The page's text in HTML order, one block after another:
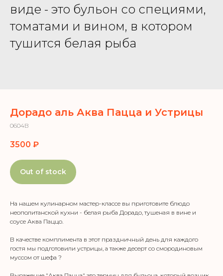
виде - это бульон со специями,
томатами и вином, в котором
тушится белая рыба
Дорадо аль Аква Пацца и Устрицы
0604В
3500 ₽
Out of stock
На нашем кулинарном мастер-классе вы приготовите блюдо
неополитанской кухни - белая рыба Дорадо, тушеная в вине и
соусе Аква Паццо.
В качестве комплимента в этот праздничный день для каждого
гостя мы подготовили устрицы, а также десерт со смородиновым
муссом от шефа ?